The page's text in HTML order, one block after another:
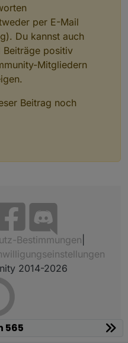
per E-Mail
Du kannst auch
Beiträge positiv
Mitgliedern
Beitrag noch
Bestimmungen
2014-2026
565